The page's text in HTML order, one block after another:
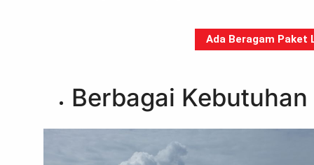
Ada Beragam Paket
Berbagai